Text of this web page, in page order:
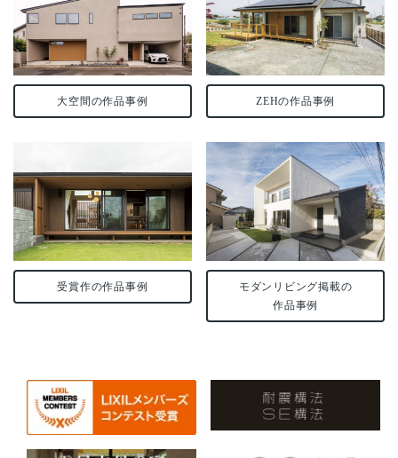
大空間の作品事例 ZEHの作品事例
受賞作の作品事例
モダンリビング掲載の
作品事例